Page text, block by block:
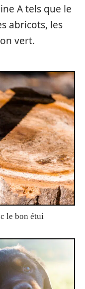
A tels que le
abricots, les
vert.
le bon étui